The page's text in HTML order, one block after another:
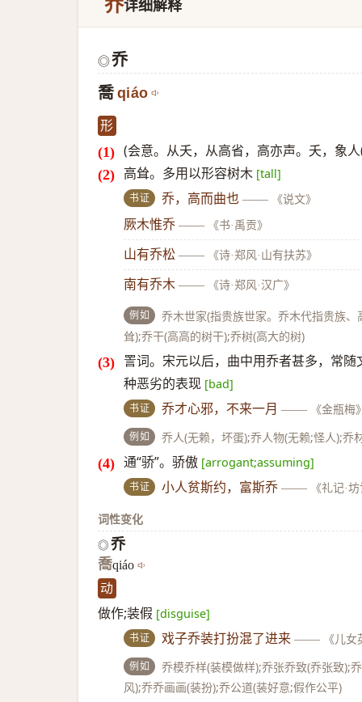
乔详细解释
◎乔
喬 qiáo
形
(会意。从夭，从高省，高亦声。夭，象
高耸。多用以形容树木 [tall]
书证 乔，高而曲也 —— 《说文》
厥木惟乔 —— 《书·禹贡》
山有乔松 —— 《诗·郑风·山有扶苏》
南有乔木 —— 《诗·郑风·汉广》
例如
乔木世家(指贵族世家。乔木代指贵族
耸);乔干(高高的树干);乔树(高大的树)
詈词。宋元以后，曲中用乔者甚多，常
种恶劣的表现 [bad]
书证 乔才心邪，不来一月 —— 《金瓶梅》
例如 乔人(无赖，坏蛋);乔人物(无赖;怪人);乔
通“骄”。骄傲 [arrogant;assuming]
书证 小人贫斯约，富斯乔 —— 《礼记·坊
词性变化
◎ 乔
喬qiáo
动
做作;装假 [disguise]
书证 戏子乔装打扮混了进来 —— 《儿女
例如
乔模乔样(装模做样);乔张乔致(乔张致);
风);乔乔画画(装扮);乔公道(装好意;假作公平)